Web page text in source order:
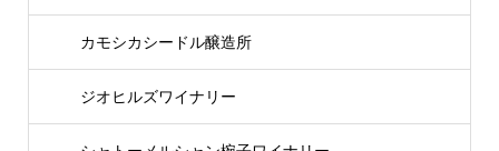
カモシカシードル醸造所
ジオヒルズワイナリー